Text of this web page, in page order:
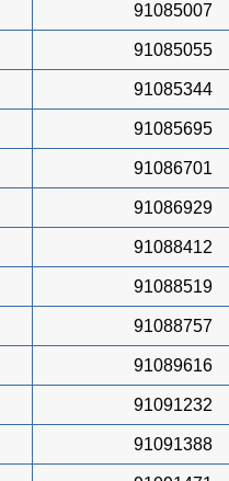
91085007
91085055
91085344
91085695
91086701
91086929
91088412
91088519
91088757
91089616
91091232
91091388